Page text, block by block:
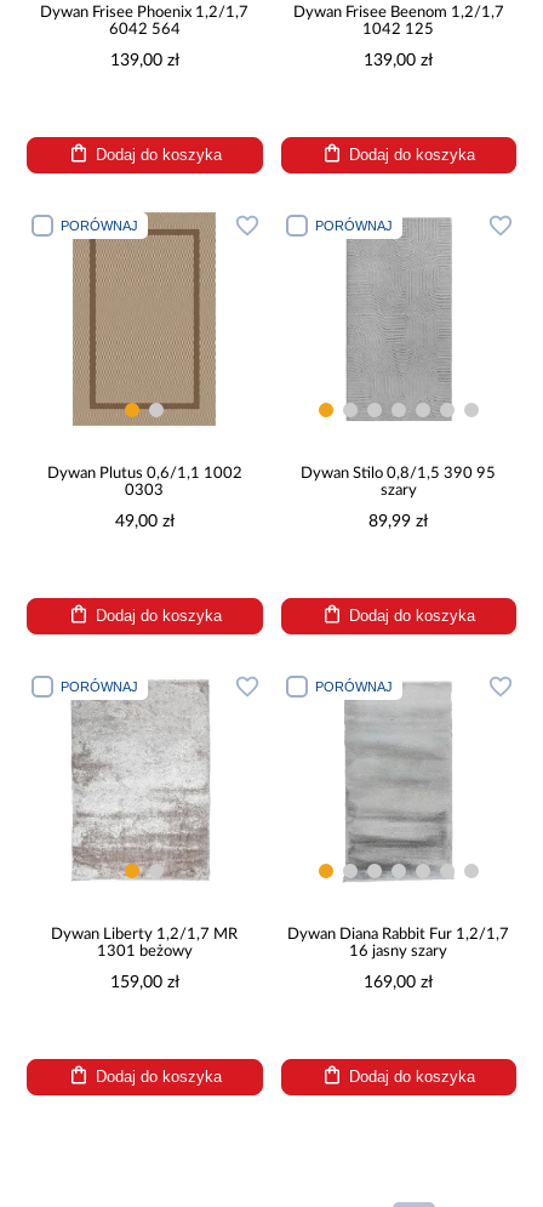
Dywan Frisee Phoenix 1,2/1,7
6042 564
139,00 zł
Dodaj do koszyka
Dywan Frisee Beenom 1,2/1,7
1042 125
139,00 zł
Dodaj do koszyka
PORÓWNAJ
Dywan Plutus 0,6/1,1 1002
0303
49,00 zł
Dodaj do koszyka
PORÓWNAJ
Dywan Stilo 0,8/1,5 390 95
szary
89,99 zł
Dodaj do koszyka
PORÓWNAJ
Dywan Liberty 1,2/1,7 MR
1301 beżowy
159,00 zł
Dodaj do koszyka
PORÓWNAJ
Dywan Diana Rabbit Fur 1,2/1,7
16 jasny szary
169,00 zł
Dodaj do koszyka